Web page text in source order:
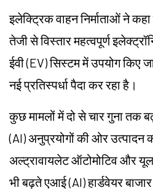
इलेक्ट्रिक वाहन निर्माताओं ने
तेजी से विस्तार महत्वपूर्ण
ईवी (EV) सिस्टम में उपयोग किए
नई प्रतिस्पर्धा पैदा कर रहा है।
कुछ मामलों में दो से चार गुना तक
(AI) अनुप्रयोगों की ओर उत्पादन
अल्ट्रावायलेट ऑटोमोटिव और
भी बढ़ते एआई (AI) हार्डवेयर